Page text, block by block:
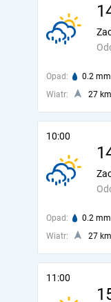
Opad: 0.2 mm
Wiatr:
27
10:00
Opad: 0.2 mm
Wiatr:
27
11:00